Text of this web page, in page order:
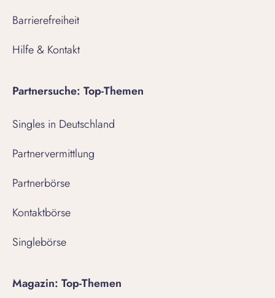
Barrierefreiheit
Hilfe & Kontakt
Partnersuche: Top-Themen
Singles in Deutschland
Partnervermittlung
Partnerbörse
Kontaktbörse
Singlebörse
Magazin: Top-Themen